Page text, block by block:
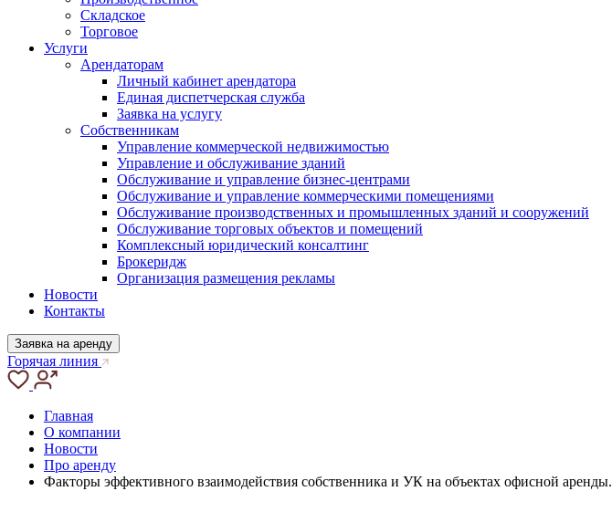
Складское
Торговое
Услуги
Арендаторам
Личный кабинет арендатора
Единая диспетчерская служба
Заявка на услугу
Собственникам
Управление коммерческой недвижимостью
Управление и обслуживание зданий
Обслуживание и управление бизнес-центрами
Обслуживание и управление коммерческими помещениями
Обслуживание производственных и промышленных зданий и сооружений
Обслуживание торговых объектов и помещений
Комплексный юридический консалтинг
Брокеридж
Организация размещения рекламы
Новости
Контакты
Заявка на аренду
Горячая линия
Главная
О компании
Новости
Про аренду
Факторы эффективного взаимодействия собственника и УК на объектах офисной аренды.